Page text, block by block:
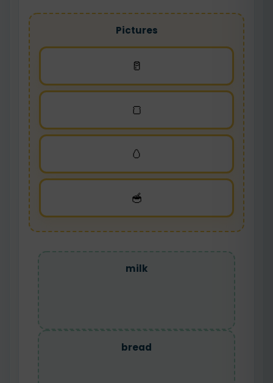
Pictures
🥛
🍞
🥚
🥣
milk
bread